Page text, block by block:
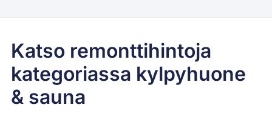
Katso remonttihintoja
kategoriassa kylpyhuone
& sauna